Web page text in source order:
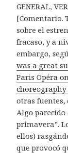
GENERAL,
[Comentario.
sobre el
fracaso, y a
embargo,
was a great
Paris Opéra
choreography
otras
Algo parecido
primavera”.
ellos)
que provocó